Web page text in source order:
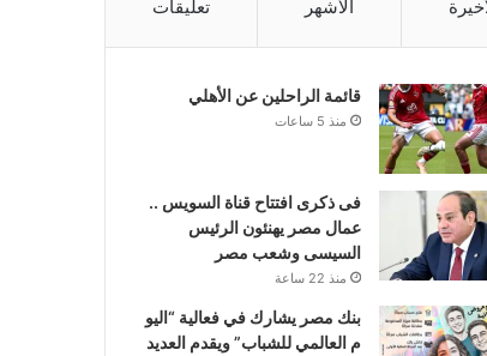
الأشهر تعليقات
قائمة الراحلين عن الأهلي
منذ 5 ساعات
فى ذكرى افتتاح قناة السويس ..
عمال مصر يهنئون الرئيس
السيسى وشعب مصر
منذ 22 ساعة
بنك مصر يشارك في فعالية “اليو
م العالمي للشباب” ويقدم العديد